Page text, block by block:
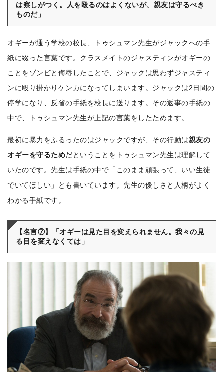
は察しがつく。人を殴るのはよくないが、親友は守るべき
ものだ」
オギーが通う学校の校長、トゥシュマン先生がジャックへの手
紙に綴った言葉です。クラスメイトのジャスティンがオギーの
ことをゾンビと侮辱したことで、ジャックは思わずジャスティ
ンに殴り掛かりケンカになってしまいます。ジャックは2日間の
停学になり、反省の手紙を校長に送ります。その返事の手紙の
中で、トゥシュマン先生が上記の言葉をしたためます。
最初に暴力をふるったのはジャックですが、その行動は親友の
オギーを守るためだということをトゥシュマン先生は理解して
いたのです。先生は手紙の中で「このまま頑張って、いい生徒
でいてほしい」とも書いています。先生の優しさと人柄がよく
わかる手紙です。
【名言⑦】「オギーは見た目を変えられません。我々の見
る目を変えなくては」